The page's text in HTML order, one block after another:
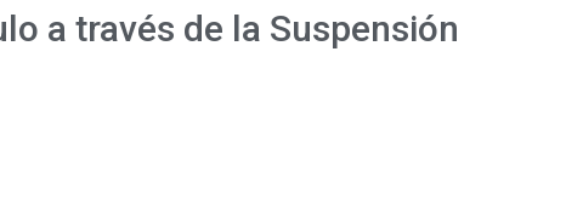
a través de la Suspensión